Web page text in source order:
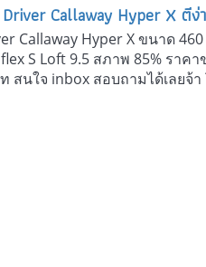
Callaway Hyper X ตีง่
Callaway Hyper X ขนาด 460
S Loft 9.5 สภาพ 85% ราคา
สนใจ inbox สอบถามได้เลยจ้า